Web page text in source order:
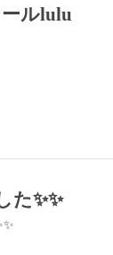
ルlulu
た✨✨